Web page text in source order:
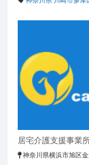
居宅介護支援事業
神奈川県横浜市旭区